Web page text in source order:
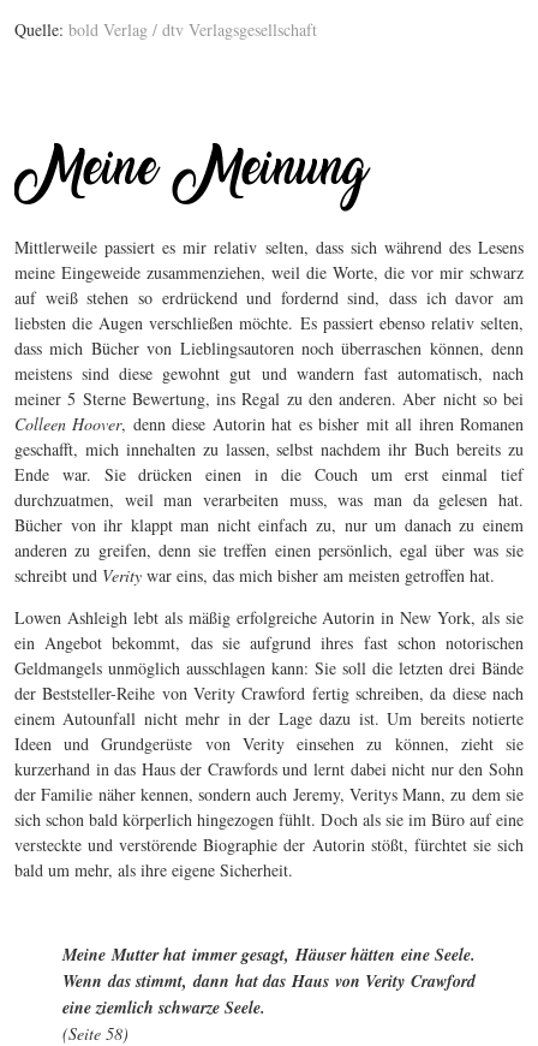
Quelle: bold Verlag / dtv Verlagsgesellschaft
Mittlerweile passiert es mir relativ selten, dass sich während des Lesens
meine Eingeweide zusammenziehen, weil die Worte, die vor mir schwarz
auf weiß stehen so erdrückend und fordernd sind, dass ich davor am
liebsten die Augen verschließen möchte. Es passiert ebenso relativ selten,
dass mich Bücher von Lieblingsautoren noch überraschen können, denn
meistens sind diese gewohnt gut und wandern fast automatisch, nach
meiner 5 Sterne Bewertung, ins Regal zu den anderen. Aber nicht so bei
Colleen Hoover, denn diese Autorin hat es bisher mit all ihren Romanen
geschafft, mich innehalten zu lassen, selbst nachdem ihr Buch bereits zu
Ende war. Sie drücken einen in die Couch um erst einmal tief
durchzuatmen, weil man verarbeiten muss, was man da gelesen hat.
Bücher von ihr klappt man nicht einfach zu, nur um danach zu einem
anderen zu greifen, denn sie treffen einen persönlich, egal über was sie
schreibt und Verity war eins, das mich bisher am meisten getroffen hat.
Lowen Ashleigh lebt als mäßig erfolgreiche Autorin in New York, als sie
ein Angebot bekommt, das sie aufgrund ihres fast schon notorischen
Geldmangels unmöglich ausschlagen kann: Sie soll die letzten drei Bände
der Beststeller-Reihe von Verity Crawford fertig schreiben, da diese nach
einem Autounfall nicht mehr in der Lage dazu ist. Um bereits notierte
Ideen und Grundgerüste von Verity einsehen zu können, zieht sie
kurzerhand in das Haus der Crawfords und lernt dabei nicht nur den Sohn
der Familie näher kennen, sondern auch Jeremy, Veritys Mann, zu dem sie
sich schon bald körperlich hingezogen fühlt. Doch als sie im Büro auf eine
versteckte und verstörende Biographie der Autorin stößt, fürchtet sie sich
bald um mehr, als ihre eigene Sicherheit.
Meine Mutter hat immer gesagt, Häuser hätten eine Seele.
Wenn das stimmt, dann hat das Haus von Verity Crawford
eine ziemlich schwarze Seele.
(Seite 58)